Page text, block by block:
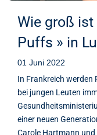
Wie groß ist
Puffs » in
01 Juni 2022
In Frankreich werden
bei jungen Leuten
einer neuen
Carole Hartmann